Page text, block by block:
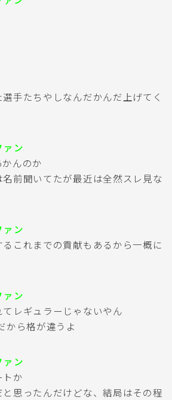
手たちやしなんだかんだ上げてく
ァン
んのか
前聞いてたが最近は全然スレ見な
ァン
これまでの貢献もあるから一概に
ァン
レギュラーじゃないやん
から格が違うよ
ァン
か
思ったんだけどな、結局はその程